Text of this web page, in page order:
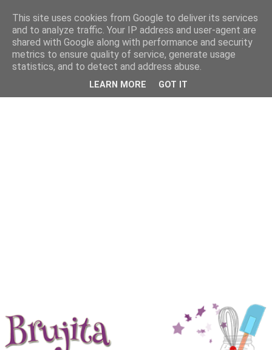
This site uses cookies from Google to deliver its services
and to analyze traffic. Your IP address and user-agent are
shared with Google along with performance and security
metrics to ensure quality of service, generate usage
statistics, and to detect and address abuse.
LEARN MORE GOT IT